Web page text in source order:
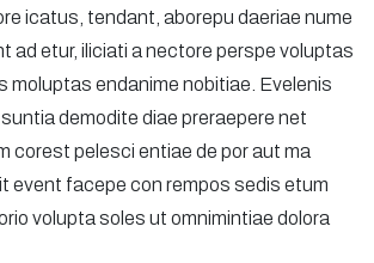
icatus, tendant, aborepu daeriae nume
ad etur, iliciati a nectore perspe voluptas
moluptas endanime nobitiae. Evelenis
demodite diae preraepere net
corest pelesci entiae de por aut ma
event facepe con rempos sedis etum
volupta soles ut omnimintiae dolora